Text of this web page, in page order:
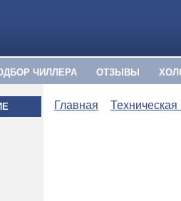
ЧИЛЛЕРА ОТЗЫВЫ
Главная